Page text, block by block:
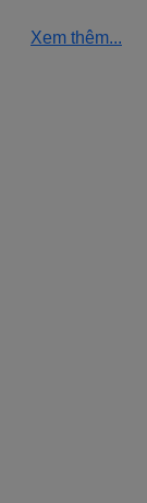
Xem thêm...